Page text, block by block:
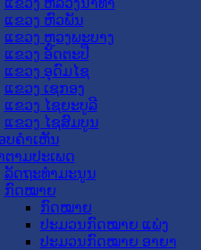
ແຂວງ ຫລວງນໍ້າທາ
ແຂວງ ຫົວພັນ
ແຂວງ ຫຼວງພະບາງ
ແຂວງ ອັດຕະປື
ແຂວງ ອຸດົມໄຊ
ແຂວງ ເຊກອງ
ແຂວງ ໄຊຍະບູລີ
ແຂວງ ໄຊສົມບູນ
ບຄໍາເຫັນ
ຕາມປະເພດ
ລັດຖະທໍາມະນູນ
ກົດໝາຍ
ກົດໝາຍ
ປະມວນກົດໝາຍ ແພ່ງ
ປະມວນກົດໝາຍ ອາຍາ